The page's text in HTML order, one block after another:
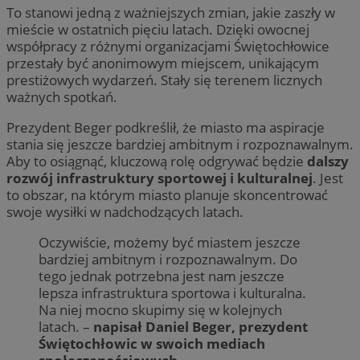
To stanowi jedną z ważniejszych zmian, jakie zaszły w
mieście w ostatnich pięciu latach. Dzięki owocnej
współpracy z różnymi organizacjami Świętochłowice
przestały być anonimowym miejscem, unikającym
prestiżowych wydarzeń. Stały się terenem licznych
ważnych spotkań.
Prezydent Beger podkreślił, że miasto ma aspiracje
stania się jeszcze bardziej ambitnym i rozpoznawalnym.
Aby to osiągnąć, kluczową rolę odgrywać będzie dalszy
rozwój infrastruktury sportowej i kulturalnej. Jest
to obszar, na którym miasto planuje skoncentrować
swoje wysiłki w nadchodzących latach.
Oczywiście, możemy być miastem jeszcze
bardziej ambitnym i rozpoznawalnym. Do
tego jednak potrzebna jest nam jeszcze
lepsza infrastruktura sportowa i kulturalna.
Na niej mocno skupimy się w kolejnych
latach. – napisał Daniel Beger, prezydent
Świętochłowic w swoich mediach